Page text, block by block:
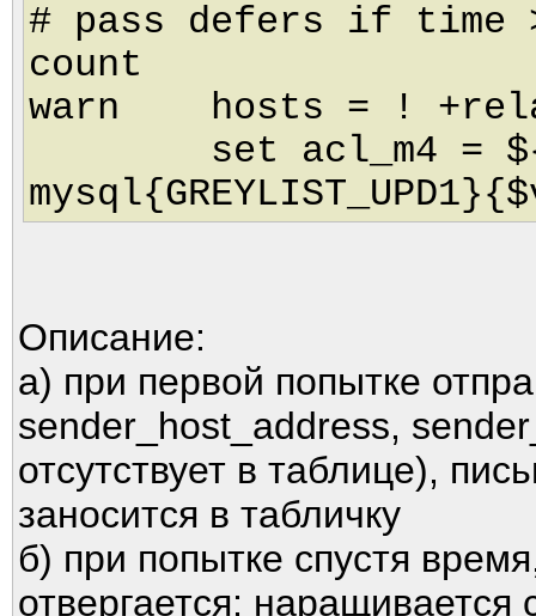
# pass defers if time
count
warn hosts = !
set acl_m4 =
Описание:
а) при первой попытке
sender_host_address,
отсутствует в таблице),
заносится в табличку
б) при попытке спустя
отвергается; наращивается